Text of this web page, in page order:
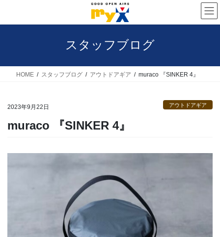
スタッフブログ
HOME スタッフブログ アウトドアギア muraco 『SINKER 4』
2023年9月22日 アウトドアギア
muraco 『SINKER 4』